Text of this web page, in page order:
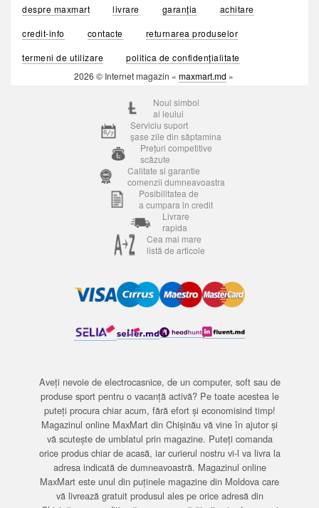
despre maxmart livrare garanția
achitare
credit-info
contacte
returnarea produselor
termeni de utilizare
politica de confidențialitate
2026 © Internet magazin « maxmart.md »
Noul simbol
al leului
Serviciu suport
șase zile din săptamina
Prețuri competitive
scăzute
Calitate si garantie
comenzii dumneavoastra
Posibilitatea de
a cumpara in credit
Livrare
rapida
Cea mai mare
listă de articole
Aveți nevoie de electrocasnice, de un computer, soft sau de
produse sport pentru o vacanță activă? Pe toate acestea le
puteți procura chiar acum, fără efort și economisind timp!
Magazinul online MaxMart din Chișinău vă vine în ajutor și
vă scutește de umblatul prin magazine. Puteți comanda
orice produs chiar de acasă, iar curierul nostru vi-l va livra la
adresa indicată de dumneavoastră. Magazinul online
MaxMart este unul din puținele magazine din Moldova care
vă livrează gratuit produsul ales pe orice adresă din